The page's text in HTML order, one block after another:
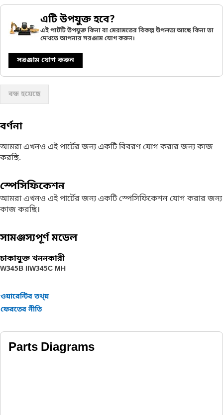
এটি উপযুক্ত হবে?
এই পার্টটি উপযুক্ত কিনা বা মেরামতের বিকল্প উপলভ্য আছে কিনা তা
দেখতে আপনার সরঞ্জাম যোগ করুন।
সরঞ্জাম যোগ করুন
বন্ধ হয়েছে
বর্ণনা
আমরা এখনও এই পার্টের জন্য একটি বিবরণ যোগ করার জন্য কাজ
করছি.
স্পেসিফিকেশন
আমরা এখনও এই পার্টের জন্য একটি স্পেসিফিকেশন যোগ করার জন্য
কাজ করছি।
সামঞ্জস্যপূর্ণ মডেল
চাকাযুক্ত খননকারী
W345B IIW345C MH
ওয়ারেন্টির তথ্য়
ফেরতের নীতি
Parts Diagrams